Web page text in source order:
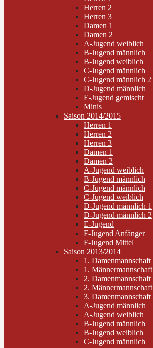
Herren 2
Herren 3
Damen 1
Damen 2
A-Jugend weiblich
B-Jugend männlich
B-Jugend weiblich
C-Jugend männlich
C-Jugend männlich 2
D-Jugend männlich
E-Jugend gemischt
Minis
Saison 2014/2015
Herren 1
Herren 2
Herren 3
Damen 1
Damen 2
A-Jugend weiblich
B-Jugend männlich
C-Jugend männlich
C-Jugend weiblich
D-Jugend männlich 1
D-Jugend männlich 2
E-Jugend
F-Jugend Anfänger
F-Jugend Mittel
Saison 2013/2014
1. Damenmannschaft
1. Männermannschaft
2. Damenmannschaft
2. Männermannschaft
3. Damenmannschaft
A-Jugend männlich
A-Jugend weiblich
B-Jugend männlich
B-Jugend weiblich
C-Jugend männlich